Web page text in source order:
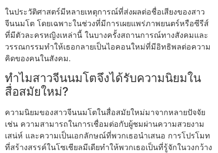
ในประวัติศาสตร์มีหลายเหตุการณ์ที่ส่งผลต่อชื่อเสียงของสาว
จีนนมโต โดยเฉพาะในช่วงที่มีการเผยแพร่ภาพยนตร์หรือซีรีส์
ที่มีตัวละครหญิงเหล่านี้ ในบางครั้งสถานการณ์ทางสังคมและ
วรรณกรรมทำให้เธอกลายเป็นไอคอนใหม่ที่มีอิทธิพลต่อความ
คิดของคนในสังคม.
ทำไมสาวจีนนมโตจึงได้รับความนิยมใน
สื่อสมัยใหม่?
ความนิยมของสาวจีนนมโตในสื่อสมัยใหม่มาจากหลายปัจจัย
เช่น ความสามารถในการเชื่อมต่อกับผู้ชมผ่านความสวยงาม
เสน่ห์ และความเป็นเอกลักษณ์ที่พวกเธอนำเสนอ การโปรโมท
ที่สร้างสรรค์ในโซเชียลมีเดียทำให้พวกเธอเป็นที่รู้จักในวงกว้าง